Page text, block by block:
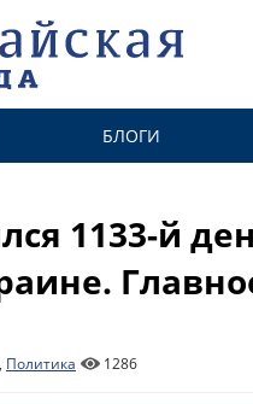
БЛОГИ
1133-й
Политика 1286